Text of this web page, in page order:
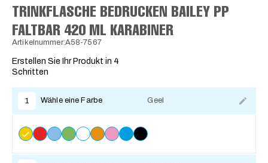
TRINKFLASCHE BEDRUCKEN BAILEY PP
FALTBAR 420 ML KARABINER
Artikelnummer:A58-7567
Erstellen Sie Ihr Produkt in 4
Schritten
1 Wähle eine Farbe Geel